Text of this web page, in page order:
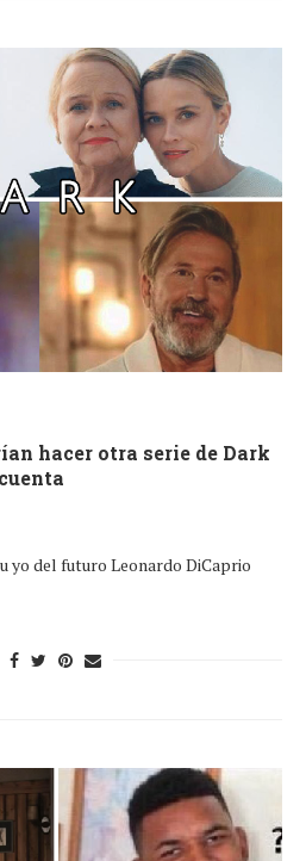
hacer otra serie de Dark
yo del futuro Leonardo DiCaprio